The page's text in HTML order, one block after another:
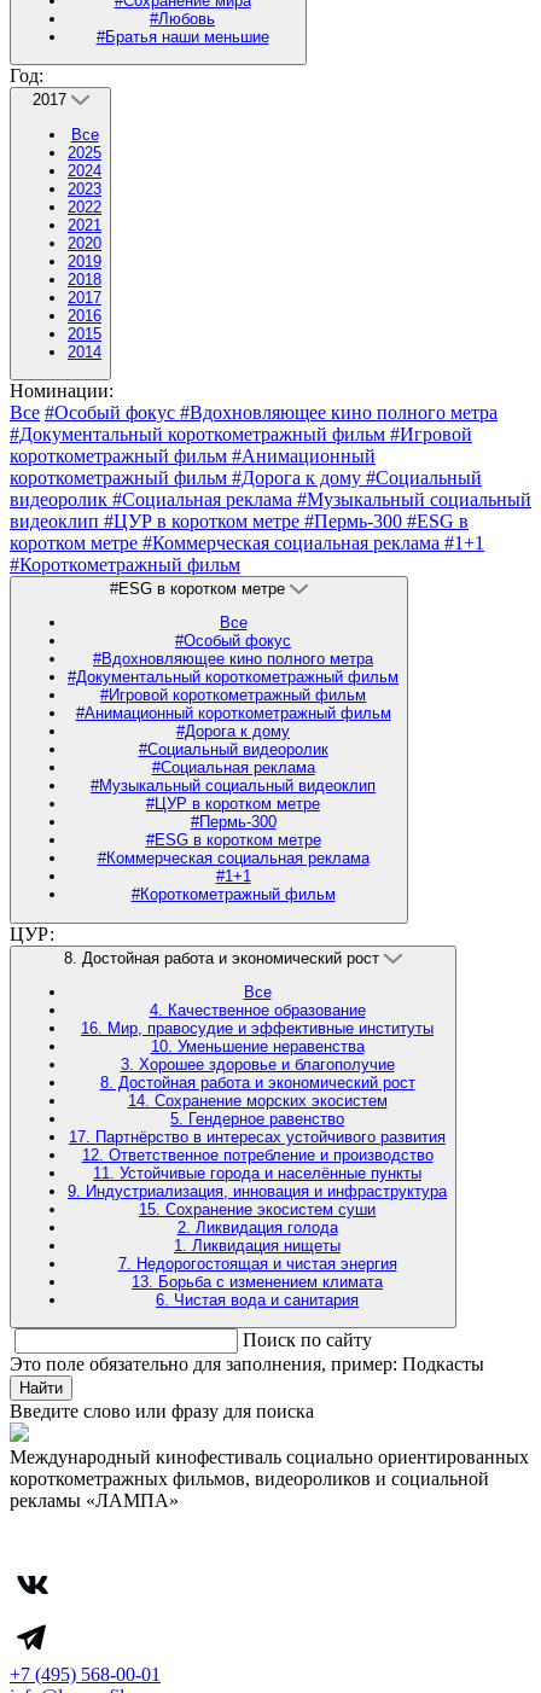
#Любовь
#Братья наши меньшие
Год:
2017
Все
2025
2024
2023
2022
2021
2020
2019
2018
2017
2016
2015
2014
Номинации:
Все #Особый фокус #Вдохновляющее кино полного метра
#Документальный короткометражный фильм #Игровой
короткометражный фильм #Анимационный
короткометражный фильм #Дорога к дому #Социальный
видеоролик #Социальная реклама #Музыкальный социальный
видеоклип #ЦУР в коротком метре #Пермь-300 #ESG в
коротком метре #Коммерческая социальная реклама #1+1
#Короткометражный фильм
#ESG в коротком метре
Все
#Особый фокус
#Вдохновляющее кино полного метра
#Документальный короткометражный фильм
#Игровой короткометражный фильм
#Анимационный короткометражный фильм
#Дорога к дому
#Социальный видеоролик
#Социальная реклама
#Музыкальный социальный видеоклип
#ЦУР в коротком метре
#Пермь-300
#ESG в коротком метре
#Коммерческая социальная реклама
#1+1
#Короткометражный фильм
ЦУР:
8. Достойная работа и экономический рост
Все
4. Качественное образование
16. Мир, правосудие и эффективные институты
10. Уменьшение неравенства
3. Хорошее здоровье и благополучие
8. Достойная работа и экономический рост
14. Сохранение морских экосистем
5. Гендерное равенство
17. Партнёрство в интересах устойчивого развития
12. Ответственное потребление и производство
11. Устойчивые города и населённые пункты
9. Индустриализация, инновация и инфраструктура
15. Сохранение экосистем суши
2. Ликвидация голода
1. Ликвидация нищеты
7. Недорогостоящая и чистая энергия
13. Борьба с изменением климата
6. Чистая вода и санитария
Поиск по сайту
Это поле обязательно для заполнения, пример: Подкасты
Найти
Введите слово или фразу для поиска
Международный кинофестиваль социально ориентированных
короткометражных фильмов, видеороликов и социальной
рекламы «ЛАМПА»
+7 (495) 568-00-01